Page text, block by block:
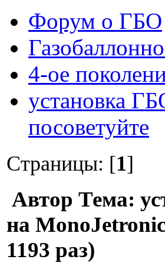
Форум о ГБО
4-ое
установка
посоветуйте
Страницы: [1]
Автор Тема:
на
1193 раз)